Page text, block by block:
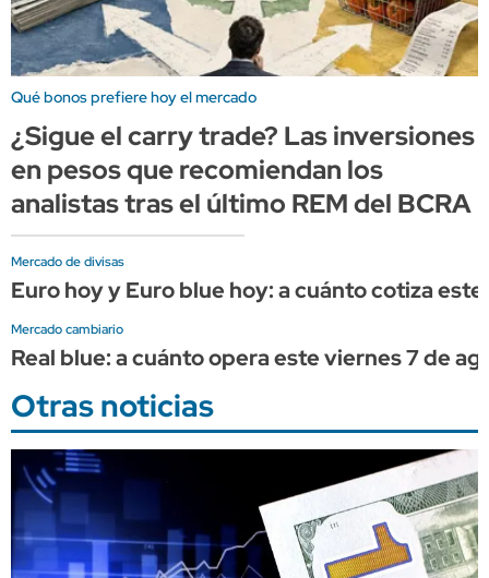
Qué bonos prefiere hoy el mercado
¿Sigue el carry trade? Las inversiones
en pesos que recomiendan los
analistas tras el último REM del BCRA
Mercado de divisas
Euro hoy y Euro blue hoy: a cuánto cotiza
Mercado cambiario
Real blue: a cuánto opera este viernes 7 de
Otras noticias